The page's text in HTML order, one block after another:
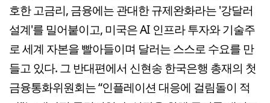
호한 고금리, 금융에는 관대한 규제완화라는 '강달러
설계'를 밀어붙이고, 미국은 AI 인프라 투자와 기술주
로 세계 자본을 빨아들이며 달러는 스스로 수요를 만
들고 있다. 그 반대편에서 신현송 한국은행 총재의 첫
금융통화위원회는 “인플레이션 대응에 걸림돌이 적